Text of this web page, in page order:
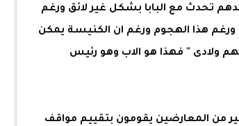
تحدث مع البابا بشكل غير لائق ورغم
ورغم هذا الهجوم ورغم ان الكنيسة يمكن
ولادى " فهذا هو الاب وهو رئيس
من المعارضين يقومون بتقييم مواقف